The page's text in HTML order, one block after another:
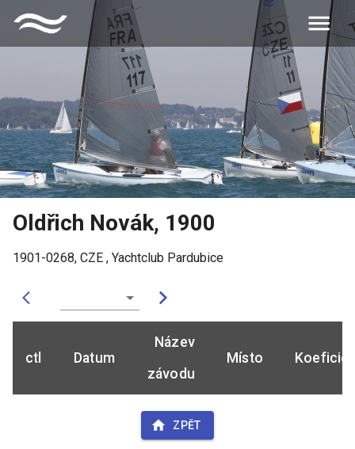
Oldřich Novák, 1900
1901-0268, CZE , Yachtclub Pardubice
ctl Datum
Název
závodu
Místo
ZPĚT